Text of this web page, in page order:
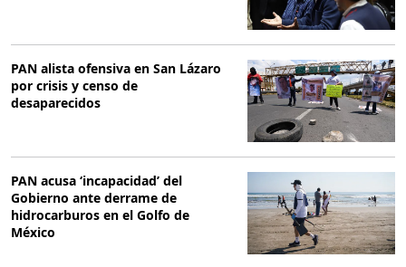
PAN alista ofensiva en San Lázaro
por crisis y censo de
desaparecidos
PAN acusa ‘incapacidad’ del
Gobierno ante derrame de
hidrocarburos en el Golfo de
México